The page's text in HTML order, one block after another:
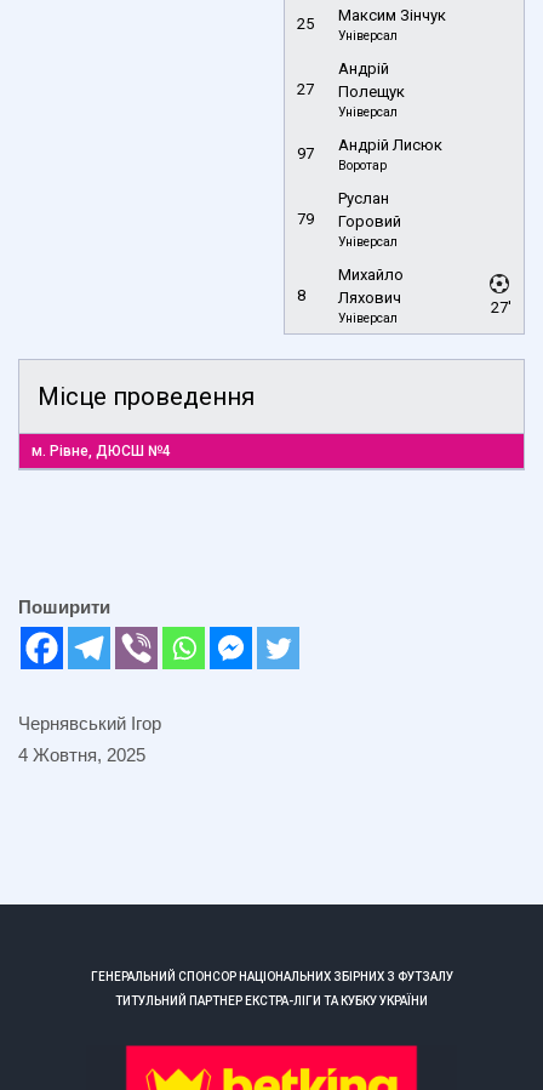
25 Максим Зінчук
Універсал
27
Андрій
Полещук
Універсал
97 Андрій Лисюк
Воротар
79
Руслан
Горовий
Універсал
8
Михайло
Ляхович
Універсал
27'
Місце проведення
м. Рівне, ДЮСШ №4
Поширити
Чернявський Ігор
4 Жовтня, 2025
ГЕНЕРАЛЬНИЙ СПОНСОР НАЦІОНАЛЬНИХ ЗБІРНИХ З ФУТЗАЛУ
ТИТУЛЬНИЙ ПАРТНЕР ЕКСТРА-ЛІГИ ТА КУБКУ УКРАЇНИ